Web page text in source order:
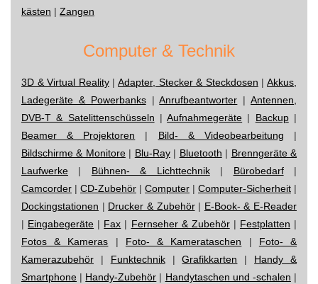
kästen | Zangen
Computer & Technik
3D & Virtual Reality|Adapter, Stecker & Steckdosen |Akkus,
Ladegeräte & Powerbanks|Anrufbeantworter |Antennen,
DVB-T & Satelittenschüsseln |Aufnahmegeräte | Backup|
Beamer & Projektoren | Bild- & Videobearbeitung |
Bildschirme & Monitore| Blu-Ray| Bluetooth | Brenngeräte &
Laufwerke | Bühnen- & Lichttechnik| Bürobedarf|
Camcorder | CD-Zubehör | Computer | Computer-Sicherheit |
Dockingstationen | Drucker & Zubehör| E-Book- & E-Reader
| Eingabegeräte | Fax | Fernseher & Zubehör| Festplatten |
Fotos & Kameras | Foto- & Kamerataschen | Foto- &
Kamerazubehör | Funktechnik|Grafikkarten | Handy &
Smartphone | Handy-Zubehör | Handytaschen und -schalen |